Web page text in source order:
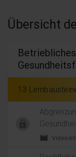
Übersicht
13
movie Video-